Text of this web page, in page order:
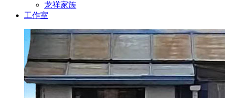
龙祥家族
工作室